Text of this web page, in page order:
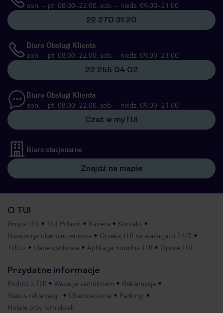
pon. – pt. 08:00–22:00, sob. – niedz. 09:00–21:00
22 270 31 20
Biuro Obsługi Klienta
pon. – pt. 08:00–22:00, sob. – niedz. 09:00–21:00
22 255 04 02
Biuro Obsługi Klienta
pon. – pt. 08:00–22:00, sob. – niedz. 09:00–21:00
Czat w myTUI
Biura stacjonarne
Znajdź na mapie
O TUI
Grupa TUI TUI Poland Kariera
Kontakt
Gwarancja ubezpieczeniowa
Opieka TUI na wakacjach 24/7
TUI.cz
Dane osobowe Aplikacja mobilna TUI Opinie TUI
Przydatne informacje
Podróż z TUI Wakacje samolotem
Reklamacje
Status reklamacji
Ubezpieczenia
Parkingi
Hotele przy lotniskach